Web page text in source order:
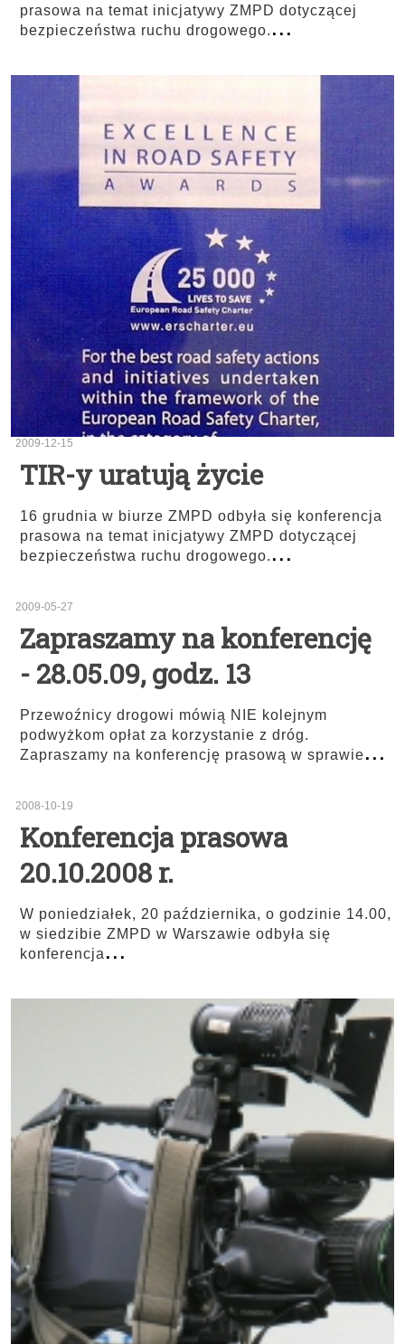
prasowa na temat inicjatywy ZMPD dotyczącej
bezpieczeństwa ruchu drogowego. ...
2009-12-15
TIR-y uratują życie
16 grudnia w biurze ZMPD odbyła się konferencja
prasowa na temat inicjatywy ZMPD dotyczącej
bezpieczeństwa ruchu drogowego. ...
2009-05-27
Zapraszamy na konferencję
- 28.05.09, godz. 13
Przewoźnicy drogowi mówią NIE kolejnym
podwyżkom opłat za korzystanie z dróg.
Zapraszamy na konferencję prasową w sprawie...
2008-10-19
Konferencja prasowa
20.10.2008 r.
W poniedziałek, 20 października, o godzinie 14.00,
w siedzibie ZMPD w Warszawie odbyła się
konferencja...